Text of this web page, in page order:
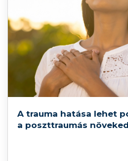
A trauma hatása lehet
a poszttraumás